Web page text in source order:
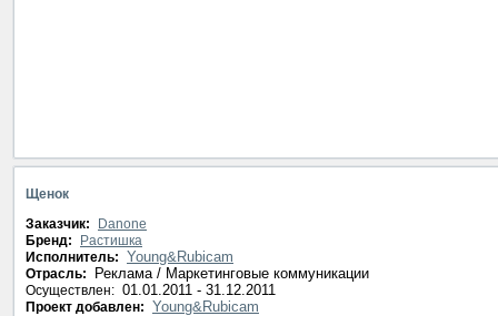
Щенок
Заказчик:
Danone
Бренд:
Растишка
Исполнитель: Young&Rubicam
Отрасль: Реклама / Маркетинговые коммуникации
Осуществлен: 01.01.2011 - 31.12.2011
Проект добавлен: Young&Rubicam